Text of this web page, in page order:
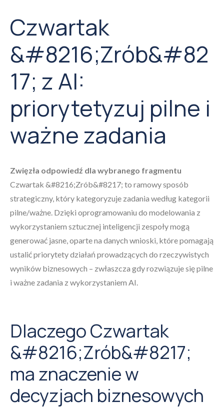
Czwartak
&#8216;Zrób&#82
17; z AI:
priorytetyzuj pilne i
ważne zadania
Zwięzła odpowiedź dla wybranego fragmentu
Czwartak &#8216;Zrób&#8217; to ramowy sposób
strategiczny, który kategoryzuje zadania według kategorii
pilne/ważne. Dzięki oprogramowaniu do modelowania z
wykorzystaniem sztucznej inteligencji zespoły mogą
generować jasne, oparte na danych wnioski, które pomagają
ustalić priorytety działań prowadzących do rzeczywistych
wyników biznesowych – zwłaszcza gdy rozwiązuje się pilne
i ważne zadania z wykorzystaniem AI.
Dlaczego Czwartak
&#8216;Zrób&#8217;
ma znaczenie w
decyzjach biznesowych